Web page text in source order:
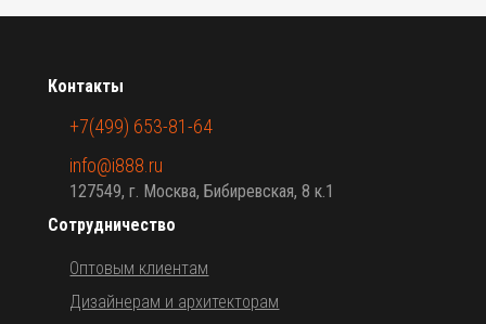
Сотрудничество
Оптовым клиентам
Дизайнерам и архитекторам
Контакты
+7(499) 653-81-64
info@i888.ru
127549, г. Москва, Бибиревская, 8 к.1